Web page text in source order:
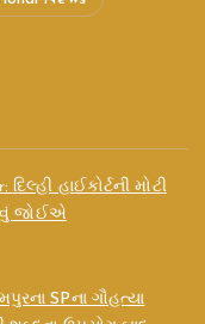
હાઈકોર્ટની મોટી
જોઈએ
SPના ગૌહત્યા